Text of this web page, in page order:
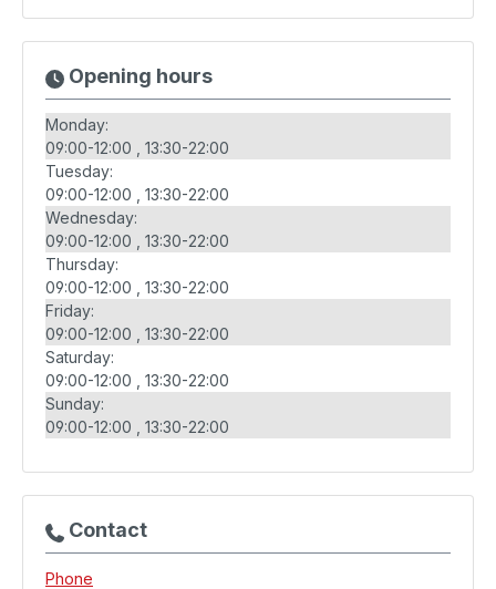
Opening hours
Monday:
09:00-12:00
13:30-22:00
Tuesday:
09:00-12:00
13:30-22:00
Wednesday:
09:00-12:00
13:30-22:00
Thursday:
09:00-12:00
13:30-22:00
Friday:
09:00-12:00
13:30-22:00
Saturday:
09:00-12:00
13:30-22:00
Sunday:
09:00-12:00
13:30-22:00
Contact
Phone